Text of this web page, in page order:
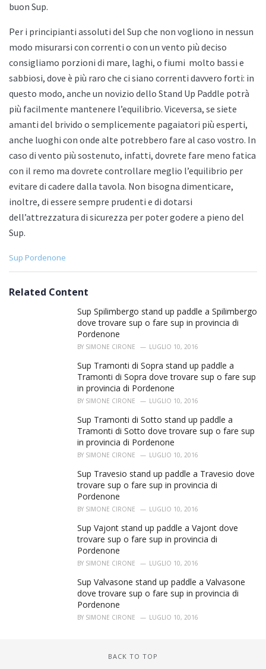
buon Sup.
Per i principianti assoluti del Sup che non vogliono in nessun
modo misurarsi con correnti o con un vento più deciso
consigliamo porzioni di mare, laghi, o fiumi molto bassi e
sabbiosi, dove è più raro che ci siano correnti davvero forti: in
questo modo, anche un novizio dello Stand Up Paddle potrà
più facilmente mantenere l’equilibrio. Viceversa, se siete
amanti del brivido o semplicemente pagaiatori più esperti,
anche luoghi con onde alte potrebbero fare al caso vostro. In
caso di vento più sostenuto, infatti, dovrete fare meno fatica
con il remo ma dovrete controllare meglio l’equilibrio per
evitare di cadere dalla tavola. Non bisogna dimenticare,
inoltre, di essere sempre prudenti e di dotarsi
dell’attrezzatura di sicurezza per poter godere a pieno del
Sup.
C
e
Sup Pordenone
Related Content
Sup Spilimbergo stand up paddle a Spilimbergo
dove trovare sup o fare sup in provincia di
Pordenone
BY SIMONE CIRONE LUGLIO 10, 2016
Sup Tramonti di Sopra stand up paddle a
Tramonti di Sopra dove trovare sup o fare sup
in provincia di Pordenone
BY SIMONE CIRONE LUGLIO 10, 2016
Sup Tramonti di Sotto stand up paddle a
Tramonti di Sotto dove trovare sup o fare sup
in provincia di Pordenone
BY SIMONE CIRONE LUGLIO 10, 2016
Sup Travesio stand up paddle a Travesio dove
trovare sup o fare sup in provincia di
Pordenone
BY SIMONE CIRONE LUGLIO 10, 2016
Sup Vajont stand up paddle a Vajont dove
trovare sup o fare sup in provincia di
Pordenone
BY SIMONE CIRONE LUGLIO 10, 2016
Sup Valvasone stand up paddle a Valvasone
dove trovare sup o fare sup in provincia di
Pordenone
BY SIMONE CIRONE LUGLIO 10, 2016
BACK TO TOP